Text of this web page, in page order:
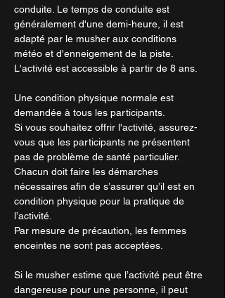
conduite. Le temps de conduite est
généralement d'une demi-heure, il est
adapté par le musher aux conditions
météo et d'enneigement de la piste.
L'activité est accessible à partir de 8 ans.
Une condition physique normale est
demandée à tous les participants.
Si vous souhaitez offrir l'activité, assurez-
vous que les participants ne présentent
pas de problème de santé particulier.
Chacun doit faire les démarches
nécessaires afin de s’assurer qu’il est en
condition physique pour la pratique de
l’activité.
Par mesure de précaution, les femmes
enceintes ne sont pas acceptées.
Si le musher estime que l’activité peut être
dangereuse pour une personne, il peut